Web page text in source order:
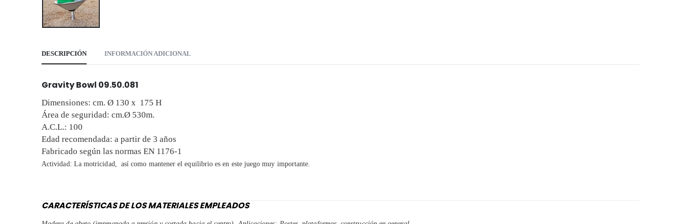
DESCRIPCIÓN INFORMACIÓN ADICIONAL
Gravity Bowl 09.50.081
Dimensiones: cm. Ø 130 x 175 H
Área de seguridad: cm.Ø 530m.
A.C.L.: 100
Edad recomendada: a partir de 3 años
Fabricado según las normas EN 1176-1
Actividad: La motricidad, así como mantener el equilibrio es en este juego muy importante.
CARACTERÍSTICAS DE LOS MATERIALES EMPLEADOS